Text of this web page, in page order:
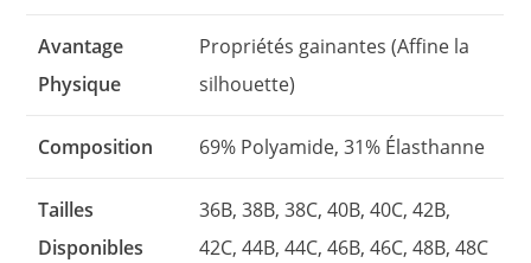
Avantage
Physique
Propriétés gainantes (Affine la
silhouette)
Composition 69% Polyamide, 31% Élasthanne
Tailles
Disponibles
36B, 38B, 38C, 40B, 40C, 42B,
42C, 44B, 44C, 46B, 46C, 48B, 48C